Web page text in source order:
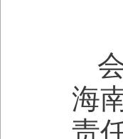
海
责